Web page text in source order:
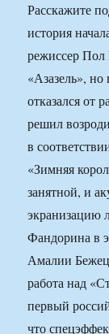
Расскажите
история
режиссер Пол
«Азазель»,
отказался от
решил
в
«Зимняя
занятной, и
экранизацию
Фандорина в
Амалии
работа над
первый
что